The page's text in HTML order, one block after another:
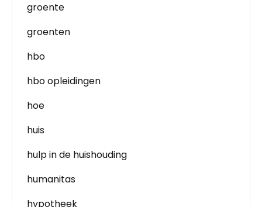
groente
groenten
hbo
hbo opleidingen
hoe
huis
hulp in de huishouding
humanitas
hypotheek